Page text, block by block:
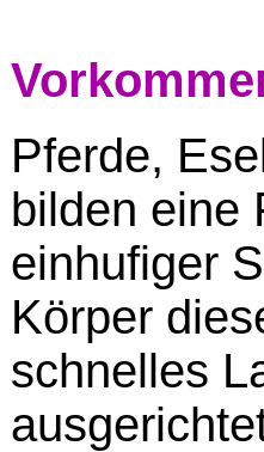
Pferde,
bilden eine
einhufiger
Körper
schnelles